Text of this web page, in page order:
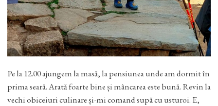
Pe la 12.00 ajungem la masă, la pensiunea unde am dormit în
prima seară. Arată foarte bine și mâncarea este bună. Revin la
vechi obiceiuri culinare și-mi comand supă cu usturoi. E,